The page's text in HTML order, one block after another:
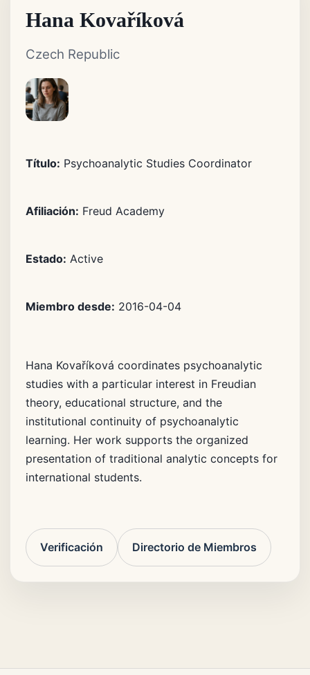
Hana Kovaříková
Czech Republic
Título: Psychoanalytic Studies Coordinator
Afiliación: Freud Academy
Estado: Active
Miembro desde: 2016-04-04
Hana Kovaříková coordinates psychoanalytic
studies with a particular interest in Freudian
theory, educational structure, and the
institutional continuity of psychoanalytic
learning. Her work supports the organized
presentation of traditional analytic concepts for
international students.
Verificación Directorio de Miembros